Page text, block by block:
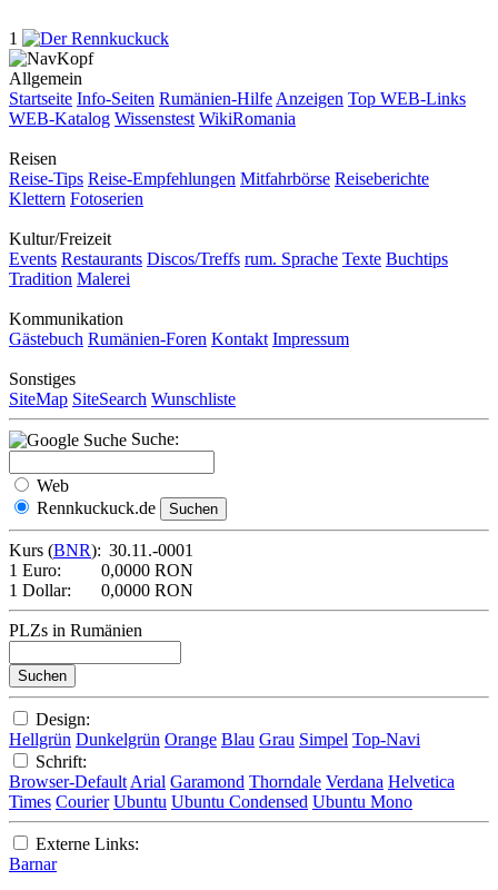
1
Allgemein
Startseite Info-Seiten Rumänien-Hilfe Anzeigen Top WEB-Links
WEB-Katalog Wissenstest WikiRomania
Reisen
Reise-Tips Reise-Empfehlungen Mitfahrbörse Reiseberichte
Klettern Fotoserien
Kultur/Freizeit
Events Restaurants Discos/Treffs rum. Sprache Texte Buchtips
Tradition Malerei
Kommunikation
Gästebuch Rumänien-Foren Kontakt Impressum
Sonstiges
SiteMap SiteSearch Wunschliste
Suche:
Web
Rennkuckuck.de
Kurs (BNR): 30.11.-0001
1 Euro:
0,0000 RON
1 Dollar:
0,0000 RON
PLZs in Rumänien
Design:
Hellgrün Dunkelgrün Orange Blau Grau Simpel Top-Navi
Schrift:
Browser-Default Arial Garamond Thorndale Verdana Helvetica
Times Courier Ubuntu Ubuntu Condensed Ubuntu Mono
Externe Links:
Barnar